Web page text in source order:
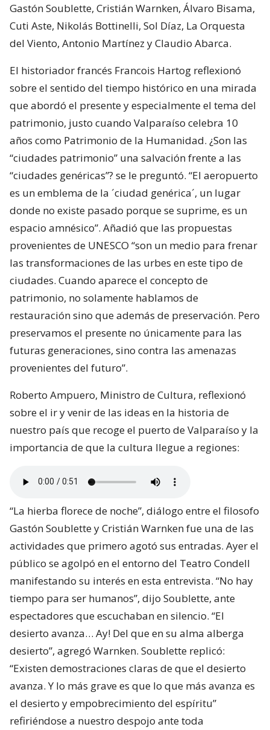
Gastón Soublette, Cristián Warnken, Álvaro Bisama,
Cuti Aste, Nikolás Bottinelli, Sol Díaz, La Orquesta
del Viento, Antonio Martínez y Claudio Abarca.
El historiador francés Francois Hartog reflexionó
sobre el sentido del tiempo histórico en una mirada
que abordó el presente y especialmente el tema del
patrimonio, justo cuando Valparaíso celebra 10
años como Patrimonio de la Humanidad. ¿Son las
“ciudades patrimonio” una salvación frente a las
“ciudades genéricas”? se le preguntó. “El aeropuerto
es un emblema de la ´ciudad genérica´, un lugar
donde no existe pasado porque se suprime, es un
espacio amnésico”. Añadió que las propuestas
provenientes de UNESCO “son un medio para frenar
las transformaciones de las urbes en este tipo de
ciudades. Cuando aparece el concepto de
patrimonio, no solamente hablamos de
restauración sino que además de preservación. Pero
preservamos el presente no únicamente para las
futuras generaciones, sino contra las amenazas
provenientes del futuro”.
Roberto Ampuero, Ministro de Cultura, reflexionó
sobre el ir y venir de las ideas en la historia de
nuestro país que recoge el puerto de Valparaíso y la
importancia de que la cultura llegue a regiones:
“La hierba florece de noche”, diálogo entre el filosofo
Gastón Soublette y Cristián Warnken fue una de las
actividades que primero agotó sus entradas. Ayer el
público se agolpó en el entorno del Teatro Condell
manifestando su interés en esta entrevista. “No hay
tiempo para ser humanos”, dijo Soublette, ante
espectadores que escuchaban en silencio. “El
desierto avanza… Ay! Del que en su alma alberga
desierto”, agregó Warnken. Soublette replicó:
“Existen demostraciones claras de que el desierto
avanza. Y lo más grave es que lo que más avanza es
el desierto y empobrecimiento del espíritu”
refiriéndose a nuestro despojo ante toda